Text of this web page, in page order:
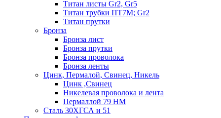
Титан листы Gr2, Gr5
Титан трубки ПТ7М; Gr2
Титан прутки
Бронза
Бронза лист
Бронза прутки
Бронза проволока
Бронза ленты
Цинк, Пермалой, Свинец, Никель
Цинк ,Свинец
Никелевая проволока и лента
Пермаллой 79 НМ
Сталь 30ХГСА и 51